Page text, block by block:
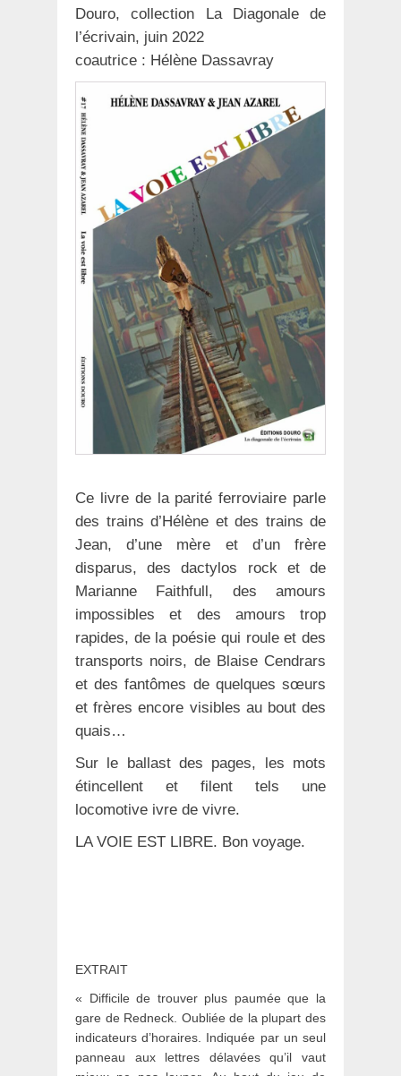
Douro, collection La Diagonale de
l’écrivain, juin 2022
coautrice : Hélène Dassavray
Ce livre de la parité ferroviaire parle
des trains d’Hélène et des trains de
Jean, d’une mère et d’un frère
disparus, des dactylos rock et de
Marianne Faithfull, des amours
impossibles et des amours trop
rapides, de la poésie qui roule et des
transports noirs, de Blaise Cendrars
et des fantômes de quelques sœurs
et frères encore visibles au bout des
quais…
Sur le ballast des pages, les mots
étincellent et filent tels une
locomotive ivre de vivre.
LA VOIE EST LIBRE. Bon voyage.
EXTRAIT
« Difficile de trouver plus paumée que la
gare de Redneck. Oubliée de la plupart des
indicateurs d’horaires. Indiquée par un seul
panneau aux lettres délavées qu’il vaut